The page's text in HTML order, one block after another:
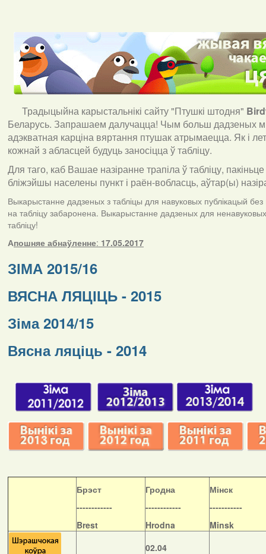
Традыцыйна карыстальнікі сайту "Птушкі штодня"
Беларусь. Запрашаем далучацца! Чым больш дадзеных
адэкватная карціна вяртання птушак атрымаецца. Як і
кожнай з абласцей будуць заносіцца ў табліцу.
Для таго, каб Вашае назіранне трапіла ў табліцу,
бліжэйшы населены пункт і раён-вобласць, аўтар(ы)
Выкарыстанне дадзеных з табліцы для навуковых публікацый без
на табліцу забаронена. Выкарыстанне дадзеных для
табліцу!
Апошняе абнаўленне: 17.05.2017
ЗІМА 2015/16
ВЯСНА ЛЯЦІЦЬ - 2015
Зіма 2014/15
Вясна ляціць - 2014
Брэст
------------
Brest
Гродна
------------
Hrodna
Мінск
-----------
Minsk
02.04